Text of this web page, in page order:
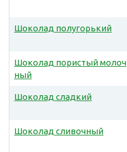
Шоколад полугорький
Шоколад пористый молоч
ный
Шоколад сладкий
Шоколад сливочный